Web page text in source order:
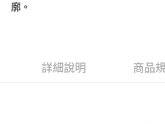
用戶於交易時，得透過本服務購買商品
由本公司與您本人進行分期帳單所需資
3.完整用戶服務條款，請詳閱以下連結：
※ 請注意：結帳手續完成當下不需立刻
客戶支援中心」 https://
廓。
詳細說明 商品